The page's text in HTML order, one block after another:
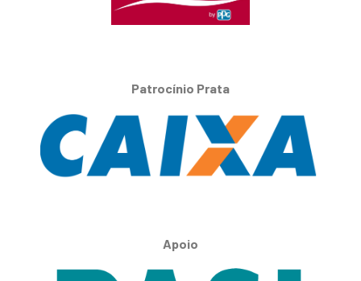
Patrocínio Prata
Apoio